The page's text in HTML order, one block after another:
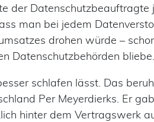
der Datenschutzbeauftragte
man bei jedem
drohen würde –
Datenschutzbehörden bliebe.
schlafen lässt. Das
Per Meyerdierks. Er
hinter dem Vertragswerk